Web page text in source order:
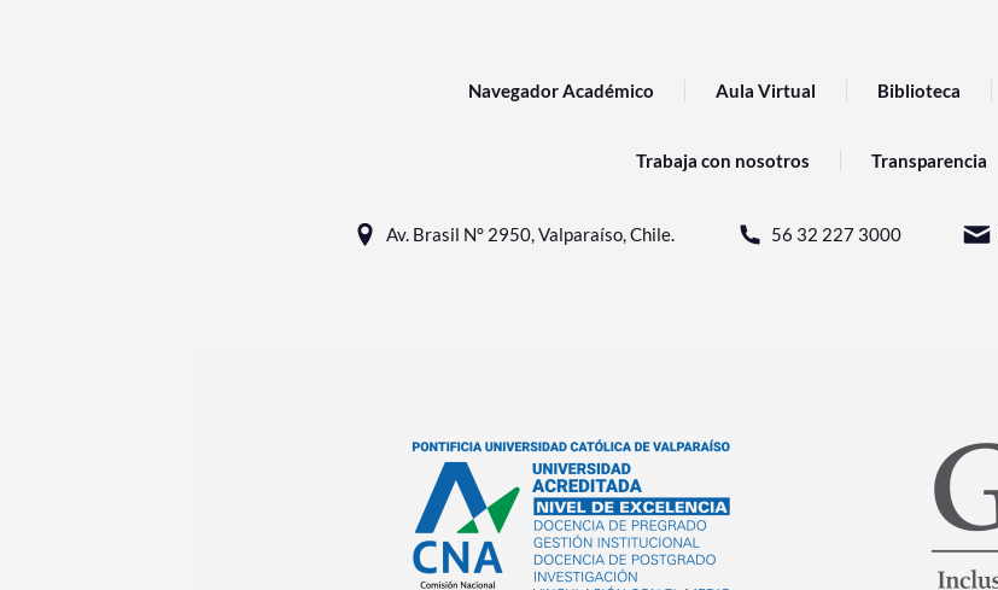
Navegador Académico Aula Virtual Biblioteca
Trabaja con nosotros Transparencia
Av. Brasil N° 2950, Valparaíso, Chile. 56 32 227 3000